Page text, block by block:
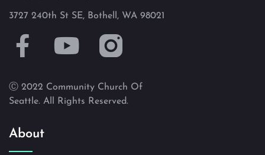
3727 240th St SE, Bothell, WA 98021
Ⓒ 2022 Community Church Of
Seattle. All Rights Reserved.
About